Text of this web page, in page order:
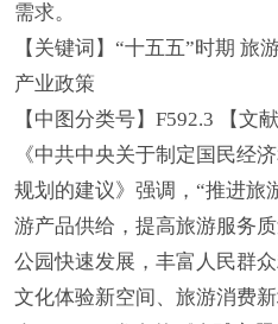
需求。
【关键词】 “十五五”时期 旅
产业政策
【中图分类号】 F592.3 【文
《中共中央关于制定国民经
规划的建议》强调，“推进旅
游产品供给，提高旅游服务
公园快速发展，丰富人民群
文化体验新空间、旅游消费